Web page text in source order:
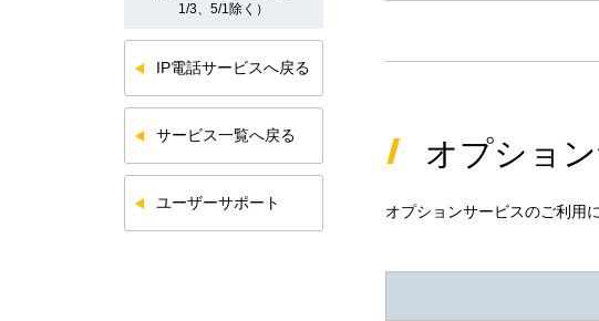
1/3、5/1除く）
IP電話サービスへ戻る
サービス一覧へ戻る
ユーザーサポート
オプショ
オプションサービスのご利用